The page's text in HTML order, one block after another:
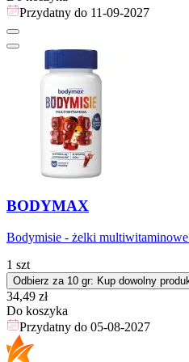
Przydatny do 11-09-2027
BODYMAX
Bodymisie - żelki
1 szt
Odbierz za 10 gr: Kup dowolny
Cena
34,49 zł
Do koszyka
Przydatny do 05-08-2027